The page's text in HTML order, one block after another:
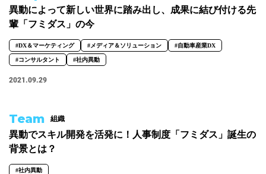
#人事からのメッセージ
注目の記事
面接で転職理由はどう話すべき？面接官が聞きた
異動によって新しい世界に踏み出し、成果に結び付ける先
輩「フミダス」の今
#DX＆マーケティング #メディア＆ソリューション #自動車産業DX
#コンサルタント #社内異動
2021.09.29
Team 組織
異動でスキル開発を活発に！人事制度「フミダス」誕生の
背景とは？
#社内異動